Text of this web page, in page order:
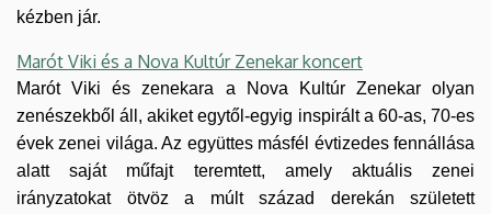
kézben jár.
Marót Viki és a Nova Kultúr Zenekar koncert
Marót Viki és zenekara a Nova Kultúr Zenekar olyan
zenészekből áll, akiket egytől-egyig inspirált a 60-as, 70-es
évek zenei világa. Az együttes másfél évtizedes fennállása
alatt saját műfajt teremtett, amely aktuális zenei
irányzatokat ötvöz a múlt század derekán született